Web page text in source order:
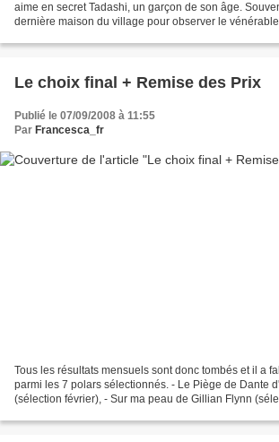
aime en secret Tadashi, un garçon de son âge.
dernière maison du village pour observer le
Le choix final + Remise des Prix
Publié le 07/09/2008 à 11:55
Par Francesca_fr
Tous les résultats mensuels sont donc tombés et il a
parmi les 7 polars sélectionnés. - Le Piège de Dante
(sélection février), - Sur ma peau de Gillian Flynn